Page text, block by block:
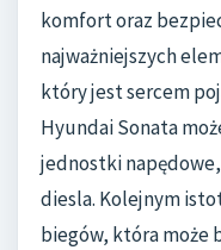
komfort oraz
najważniejszych
który jest sercem
Hyundai Sonata
jednostki
diesla. Kolejnym
biegów, która może